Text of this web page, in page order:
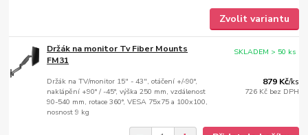
Zvolit variantu
Držák na monitor Tv Fiber Mounts
FM31
Držák na TV/monitor 15" - 43", otáčení +/-90°,
naklápění +90° / -45°, výška 250 mm, vzdálenost
90-540 mm, rotace 360°, VESA 75x75 a 100x100,
nosnost 9 kg
879 Kč/ks
726 Kč bez DPH
SKLADEM > 50 ks